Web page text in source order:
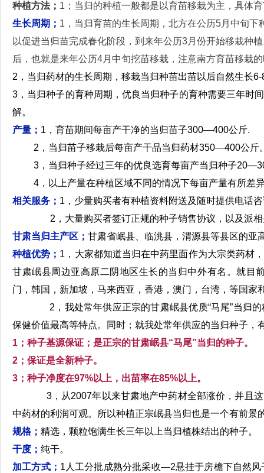
种植方法； 1；当归的种植一般都是以育苗移栽为主，具体
生长周期； 1，当归育苗的生长周期，北方在公历5月中旬
以促进当归苗完成春化阶段，到来年公历3月份开始移栽种
后，也就是来年公历4月中旬挖苗移栽，注意南方育苗移栽
2，当归药材的生长周期，移栽当归种苗出苗以后自然生长
3，当归种子的育种周期，优良当归种子的育种需要三年时
解。
产量； 1，育苗期间每亩产干净的当归苗子300—400公斤.
2，当归苗子移栽后每亩产干品当归药材350—400公斤
3，当归种子经过三年的优良选育每亩产当归种子
4，以上产量在种植区域不同的情况下每亩产量有所差
相关服务； 1，少量购买者有种植资料附送及随时提供电话
2，大量购买者签订正规的种子销售协议，以及派相
甘肃当归主产区； 甘肃省岷县、临洮县，渭源县等县区的亚
种植优势； 1，大家都知道当归在中药里面作为大宗类药材
甘肃岷县周边亚高原二阴地区生长的当归中外有名。就目
门，韩国，新加坡，马来西亚，香港，澳门，台湾，等国
2，我处常年供应正宗的甘肃岷县优质“马尾”当归的种
保健价值最高等特点。同时；就我处常年供应的当归种子，
1；种子基源保证；是正宗的甘肃岷县“马尾”当归的种子。
2；保证是全新种子。
3；种子净度在97%以上，出苗率在85%以上。
3，从2007年以来甘肃地产中药材全部涨价，并且这几
中药材的利润可观。所以种植正宗岷县当归也是一个有前景
规格； 精选，颗粒饱满生长三年以上当归植株结出的种子。
干度； 纯干。
加工方式； 1人工分批成熟分批采收—2悬挂于房檐下自然